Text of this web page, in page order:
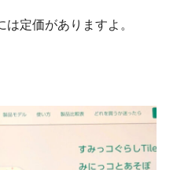
は定価がありますよ。